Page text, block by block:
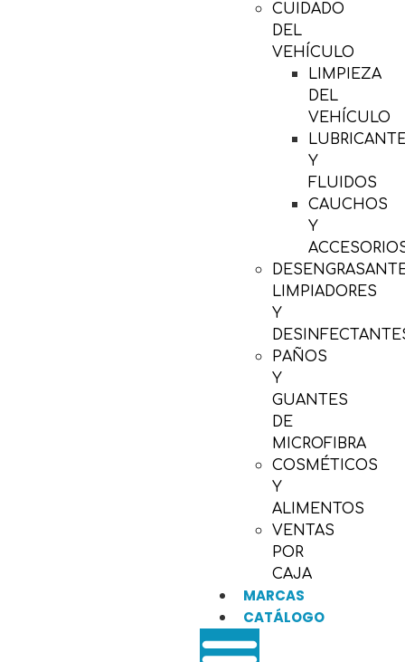
CUIDADO
DEL
VEHÍCULO
LIMPIEZA
DEL
VEHÍCULO
Y
FLUIDOS
CAUCHOS
Y
LIMPIADORES
Y
PAÑOS
Y
GUANTES
DE
MICROFIBRA
COSMÉTICOS
Y
ALIMENTOS
VENTAS
POR
CAJA
MARCAS
CATÁLOGO